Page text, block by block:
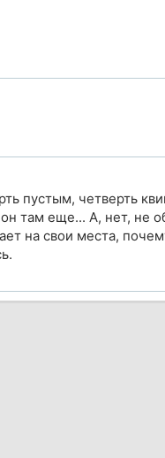
пустым, четверть
там еще... А, нет, не
на свои места,